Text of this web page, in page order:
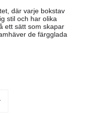
där varje bokstav
stil och har olika
ett sätt som skapar
de färgglada